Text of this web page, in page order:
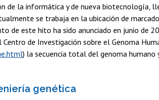
de la informática y de nueva biotecnología,
se trabaja en la ubicación de
de este hito ha sido anunciado en junio de
de Investigación sobre el Genoma
) la secuencia total del genoma humano
genética